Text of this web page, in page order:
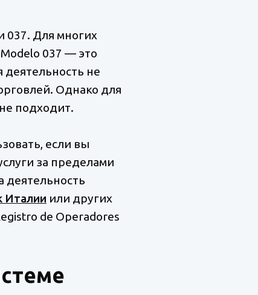
037. Для многих
037 — это
не
Однако для
подходит.
если вы
за пределами
деятельность
Италии или других
de Operadores